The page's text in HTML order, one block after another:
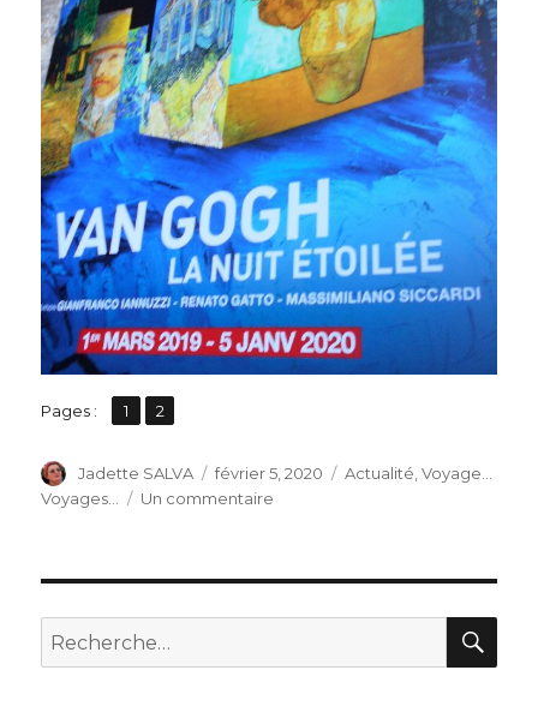
Pages : Page
1 ,
Page
2
Auteur
Jadette SALVA
Publié
le
février 5, 2020 Catégories
Actualité ,Voyage...
Voyages...
Un commentaire
BAUX
PROVENCE.
Recherche
pour :